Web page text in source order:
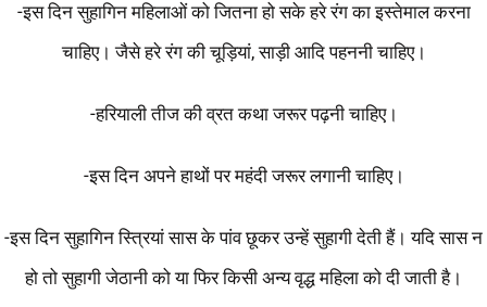
-इस दिन सुहागिन महिलाओं को जितना हो सके हरे रंग का इस्तेमाल करना
चाहिए। जैसे हरे रंग की चूड़ियां, साड़ी आदि पहननी चाहिए।
-हरियाली तीज की व्रत कथा जरूर पढ़नी चाहिए।
-इस दिन अपने हाथों पर महंदी जरूर लगानी चाहिए।
-इस दिन सुहागिन स्त्रियां सास के पांव छूकर उन्हें सुहागी देती हैं। यदि सास न
हो तो सुहागी जेठानी को या फिर किसी अन्य वृद्ध महिला को दी जाती है।